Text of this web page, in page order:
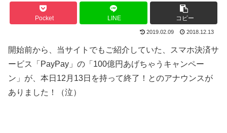
Pocket LINE コピー
2019.02.09 2018.12.13
開始前から、当サイトでもご紹介していた、スマホ決済サ
ービス「PayPay」の「100億円あげちゃうキャンペー
ン」が、本日12月13日を持って終了！とのアナウンスが
ありました！（泣）